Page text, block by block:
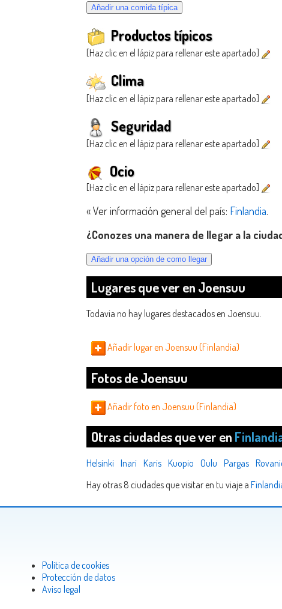
Productos típicos
[Haz clic en el lápiz para rellenar este apartado]
Clima
[Haz clic en el lápiz para rellenar este apartado]
Seguridad
[Haz clic en el lápiz para rellenar este apartado]
Ocio
[Haz clic en el lápiz para rellenar este apartado]
« Ver información general del país: Finlandia.
¿Conozes una manera de llegar a la
Lugares que ver en Joensuu
Todavia no hay lugares destacados en Joensuu.
Añadir lugar en Joensuu (Finlandia)
Fotos de Joensuu
Añadir foto en Joensuu (Finlandia)
Otras ciudades que ver en
Helsinki Inari Karis Kuopio Oulu Pargas
Hay otras 8 ciudades que visitar en tu viaje a
Politica de cookies
Protección de datos
Aviso legal